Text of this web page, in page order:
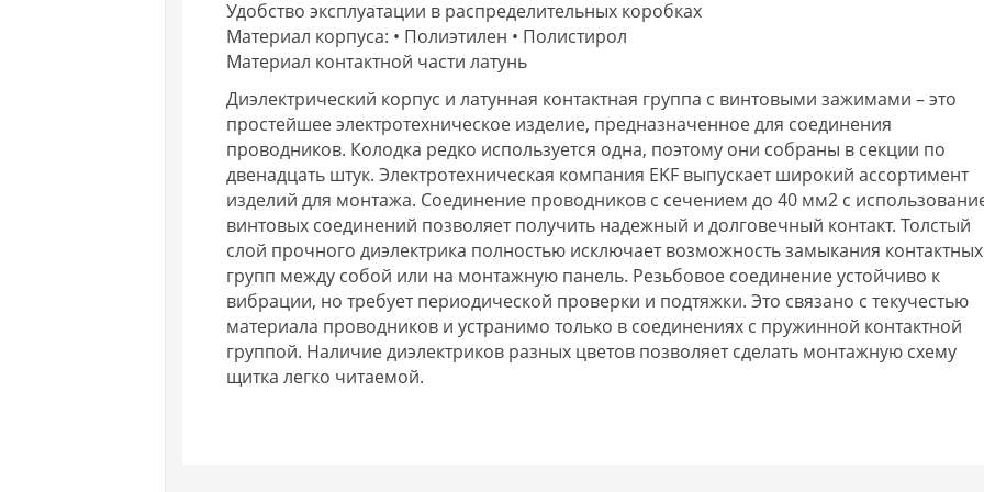
Удобство эксплуатации в распределительных коробках
Материал корпуса: • Полиэтилен • Полистирол
Материал контактной части латунь
Диэлектрический корпус и латунная контактная группа с винтовыми зажимами – это
простейшее электротехническое изделие, предназначенное для соединения
проводников. Колодка редко используется одна, поэтому они собраны в секции по
двенадцать штук. Электротехническая компания EKF выпускает широкий ассортимент
изделий для монтажа. Соединение проводников с сечением до 40 мм2 с
винтовых соединений позволяет получить надежный и долговечный контакт. Толстый
слой прочного диэлектрика полностью исключает возможность замыкания контактных
групп между собой или на монтажную панель. Резьбовое соединение устойчиво к
вибрации, но требует периодической проверки и подтяжки. Это связано с текучестью
материала проводников и устранимо только в соединениях с пружинной контактной
группой. Наличие диэлектриков разных цветов позволяет сделать монтажную схему
щитка легко читаемой.